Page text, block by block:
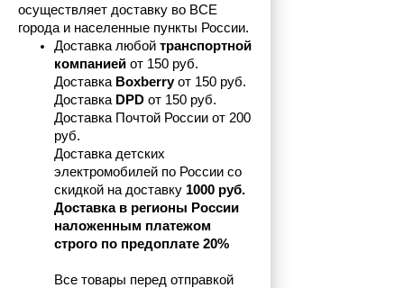
осуществляет доставку во ВСЕ
города и населенные пункты России.
Доставка любой транспортной
компанией от 150 руб.
Доставка Boxberry от 150 руб.
Доставка DPD от 150 руб.
Доставка Почтой России от 200
руб.
Доставка детских
электромобилей по России со
скидкой на доставку 1000 руб.
Доставка в регионы России
наложенным платежом
строго по предоплате 20%
Все товары перед отправкой